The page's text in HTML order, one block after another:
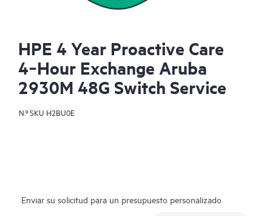
HPE 4 Year Proactive Care
4‑Hour Exchange Aruba
2930M 48G Switch Service
N.º SKU H2BU0E
Enviar su solicitud para un presupuesto personalizado